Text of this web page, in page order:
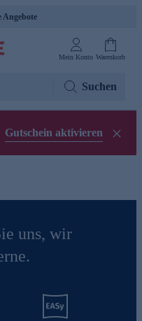
Angebote
Mein Konto Warenkorb
Suchen
Gutschein aktivieren
uns, wir